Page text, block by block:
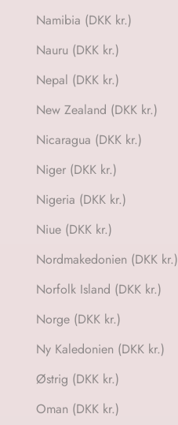
Namibia (DKK kr.)
Nauru (DKK kr.)
Nepal (DKK kr.)
New Zealand (DKK kr.)
Nicaragua (DKK kr.)
Niger (DKK kr.)
Nigeria (DKK kr.)
Niue (DKK kr.)
Nordmakedonien (DKK kr.)
Norfolk Island (DKK kr.)
Norge (DKK kr.)
Ny Kaledonien (DKK kr.)
Østrig (DKK kr.)
Oman (DKK kr.)